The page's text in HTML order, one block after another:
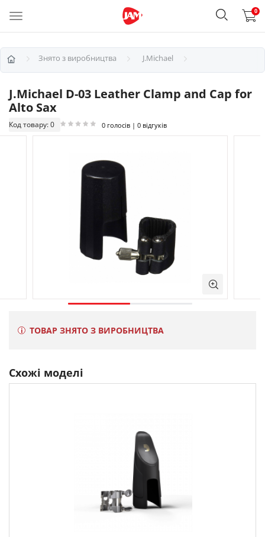
0
Знято з виробництва J.Michael
J.Michael D-03 Leather Clamp and Cap for
Alto Sax
Код товару: 0 0 голосів | 0 відгуків
ТОВАР ЗНЯТО З ВИРОБНИЦТВА
Схожі моделі